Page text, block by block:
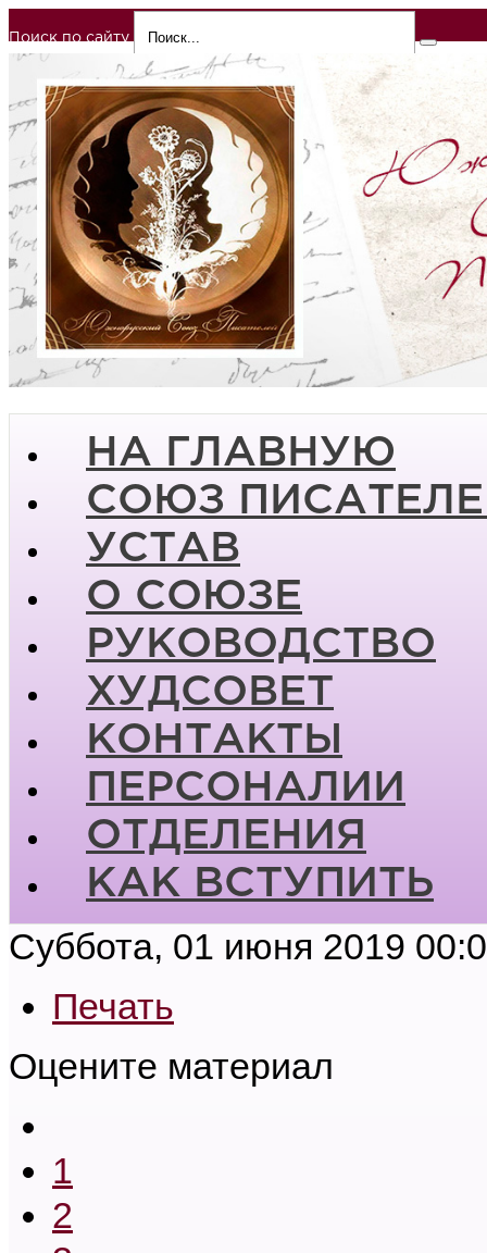
Поиск по сайту
НА ГЛАВНУЮ
СОЮЗ
УСТАВ
О СОЮЗЕ
РУКОВОДСТВО
ХУДСОВЕТ
КОНТАКТЫ
ПЕРСОНАЛИИ
ОТДЕЛЕНИЯ
КАК ВСТУПИТЬ
Суббота, 01 июня 2019
Печать
Оцените материал
1
2